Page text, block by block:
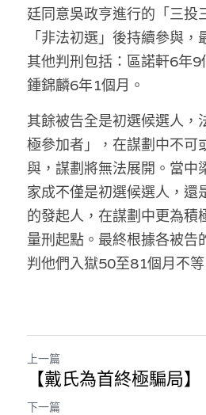
羅浚軒專欄
溫志倫專欄
汪明欣專欄
張美雄專欄
莊豪鋒專欄
香港科技專上書院｜專欄
廷同意吳政亨進行的「三投
「非法初選」後持續參與，
其他判刑包括：區諾軒6年9
鍾錦麟6年1個月。
其餘被告全是初選候選人，
極參加者」，在謀劃中不可
與，謀劃將無法展開。當中
家成不僅是初選候選人，還
的發起人，在謀劃中更為積
量刑起點。最終根據各被告
判他們入獄50至81個月不等
上一篇
【戴氏為首終極騙局】
下一篇